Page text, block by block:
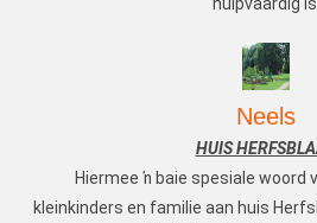
Neels
HUIS
Hiermee ŉ baie spesiale woord
kleinkinders en familie aan huis